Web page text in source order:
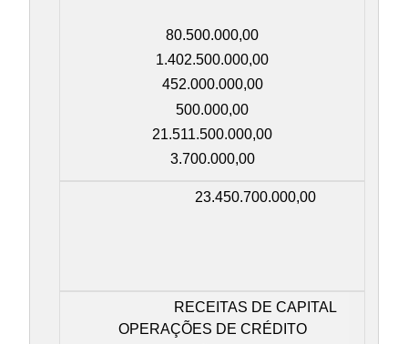
80.500.000,00
1.402.500.000,00
452.000.000,00
500.000,00
21.511.500.000,00
3.700.000,00
23.450.700.000,00
RECEITAS DE CAPITAL
OPERAÇÕES DE CRÉDITO